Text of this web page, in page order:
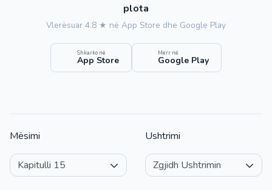
plota
Vlerësuar 4.8 ★ në App Store dhe Google Play
Shkarko në
App Store
Merr në
Google Play
Mësimi Ushtrimi